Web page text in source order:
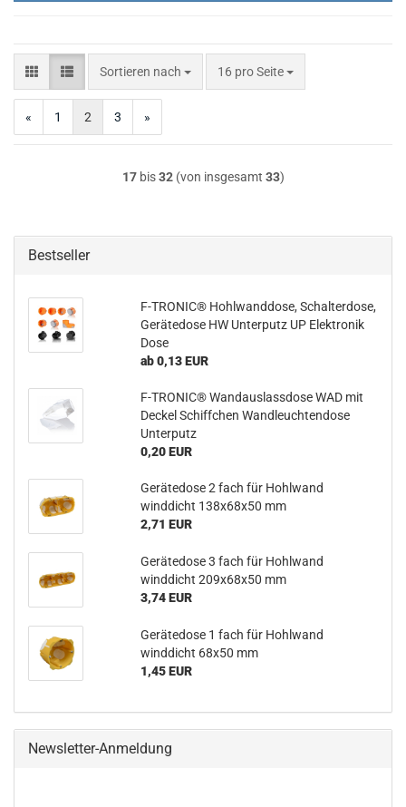
Sortieren nach
Sortieren nach 16 pro Seite
pro Seite
« 1 2 3 »
17bis32(von insgesamt 33)
Bestseller
F-TRONIC® Hohlwanddose, Schalterdose,
Gerätedose HW Unterputz UP Elektronik
Dose
ab 0,13 EUR
F-TRONIC® Wandauslassdose WAD mit
Deckel Schiffchen Wandleuchtendose
Unterputz
0,20 EUR
Gerätedose 2 fach für Hohlwand
winddicht 138x68x50 mm
2,71 EUR
Gerätedose 3 fach für Hohlwand
winddicht 209x68x50 mm
3,74 EUR
Gerätedose 1 fach für Hohlwand
winddicht 68x50 mm
1,45 EUR
Newsletter-Anmeldung